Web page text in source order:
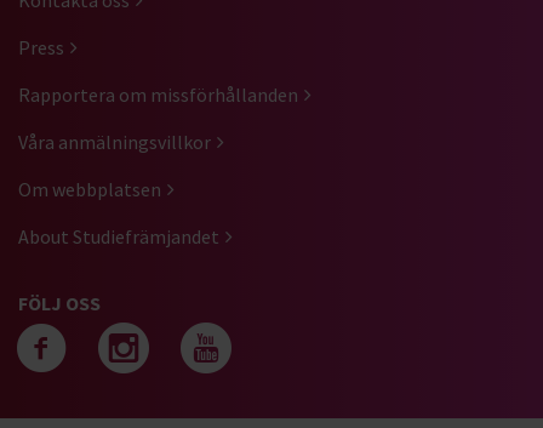
Press
Rapportera om missförhållanden
Våra anmälningsvillkor
Om webbplatsen
About Studiefrämjandet
FÖLJ OSS
Följ oss på facebook
Följ oss på
Följ oss på